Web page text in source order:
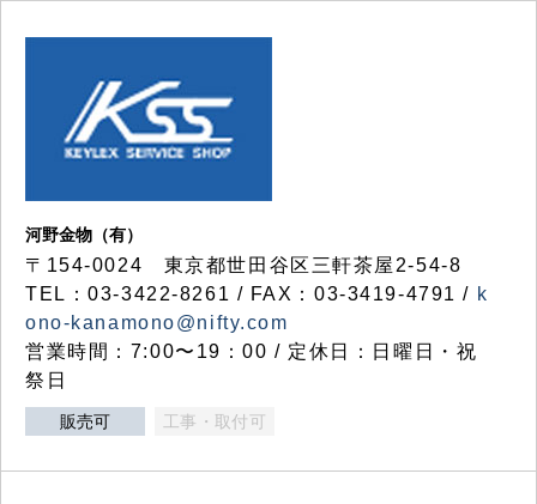
河野金物（有）
〒154-0024 東京都世田谷区三軒茶屋2-54-8
TEL：03-3422-8261 / FAX：03-3419-4791 / k
ono-kanamono@nifty.com
営業時間：7:00〜19：00 / 定休日：日曜日・祝
祭日
販売可 工事・取付可